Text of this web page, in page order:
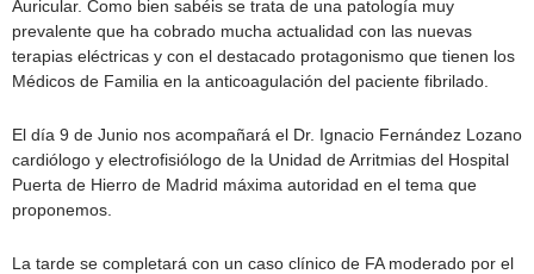
Auricular. Como bien sabéis se trata de una patología muy
prevalente que ha cobrado mucha actualidad con las nuevas
terapias eléctricas y con el destacado protagonismo que tienen los
Médicos de Familia en la anticoagulación del paciente fibrilado.
El día 9 de Junio nos acompañará el Dr. Ignacio Fernández Lozano
cardiólogo y electrofisiólogo de la Unidad de Arritmias del Hospital
Puerta de Hierro de Madrid máxima autoridad en el tema que
proponemos.
La tarde se completará con un caso clínico de FA moderado por el